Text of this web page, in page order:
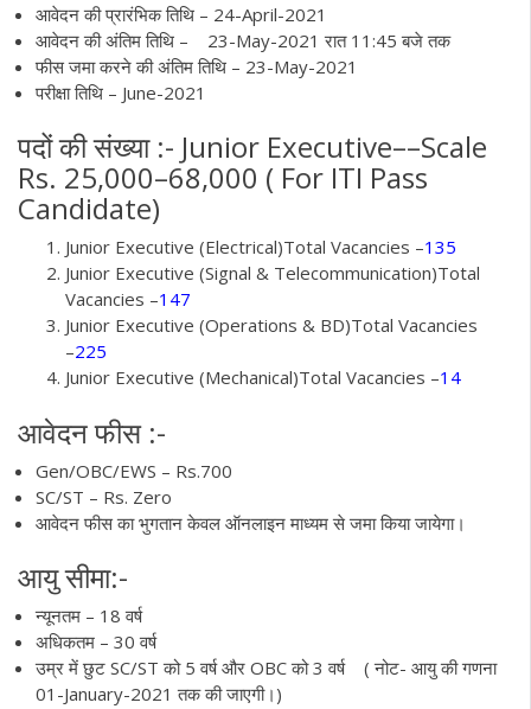
आवेदन की प्रारंभिक तिथि – 24-April-2021
आवेदन की अंतिम तिथि – 23-May-2021 रात 11:45 बजे तक
फीस जमा करने की अंतिम तिथि – 23-May-2021
परीक्षा तिथि – June-2021
पदों की संख्या :- Junior Executive––Scale
Rs. 25,000–68,000 ( For ITI Pass
Candidate)
Junior Executive (Electrical)Total Vacancies –135
Junior Executive (Signal & Telecommunication)Total
Vacancies –147
Junior Executive (Operations & BD)Total Vacancies
–225
Junior Executive (Mechanical)Total Vacancies –14
आवेदन फीस :-
Gen/OBC/EWS – Rs.700
SC/ST – Rs. Zero
आवेदन फीस का भुगतान केवल ऑनलाइन माध्यम से जमा किया जायेगा।
आयु सीमा:-
न्यूनतम – 18 वर्ष
अधिकतम – 30 वर्ष
उम्र में छुट SC/ST को 5 वर्ष और OBC को 3 वर्ष ( नोट- आयु की गणना
01-January-2021 तक की जाएगी।)